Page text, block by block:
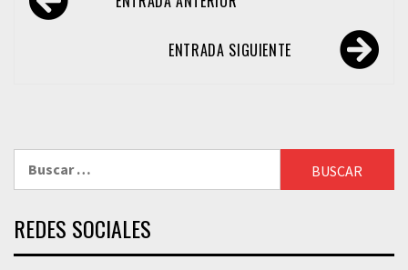
de
ENTRADA SIGUIENTE
REDES SOCIALES